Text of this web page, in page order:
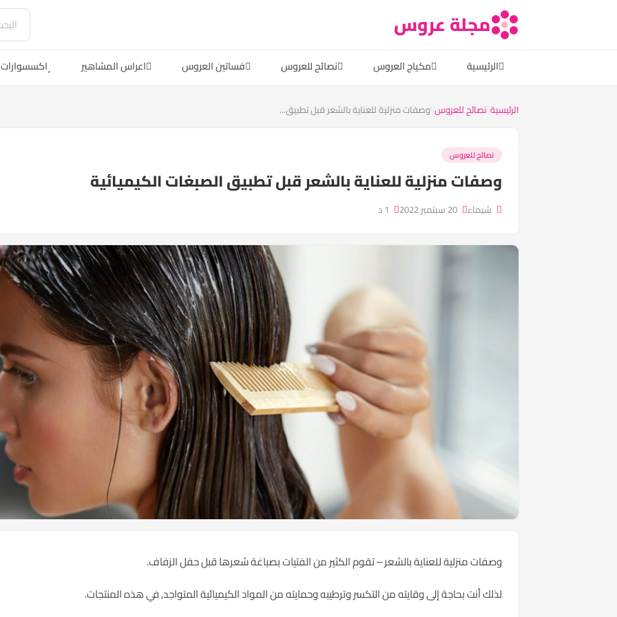
مجلة عروس
الرئيسية مكياج العروس نصائح للعروس فساتين العروس اعراس المشاهير
الرئيسية نصائح للعروس وصفات منزلية للعناية بالشعر قبل تطبيق...
نصائح للعروس
وصفات منزلية للعناية بالشعر قبل تطبيق الصبغات الكيميائية
شيماء
وصفات منزلية للعناية بالشعر – تقوم الكثير من الفتيات بصباغة شعرها قبلحفل الزفاف.
لذلك أنت بحاجة إلى وقايته من التكسر وترطيبه وحمايته من المواد الكيميائية المتواجد, في هذه المنتجات.